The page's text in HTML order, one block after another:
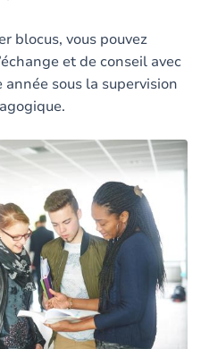
blocus, vous pouvez
et de conseil avec
sous la supervision